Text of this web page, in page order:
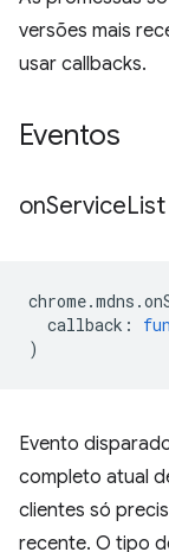
versões mais
usar callbacks.
Eventos
onServiceList
chrome.mdns .
callback :
)
Evento
completo atual
clientes só
recente. O tipo